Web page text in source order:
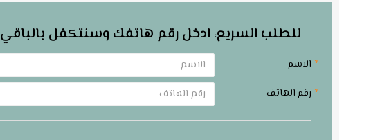
للطلب السريع، ادخل رقم هاتفك وسنتكفل بالباقي
الاسم
رقم الهاتف